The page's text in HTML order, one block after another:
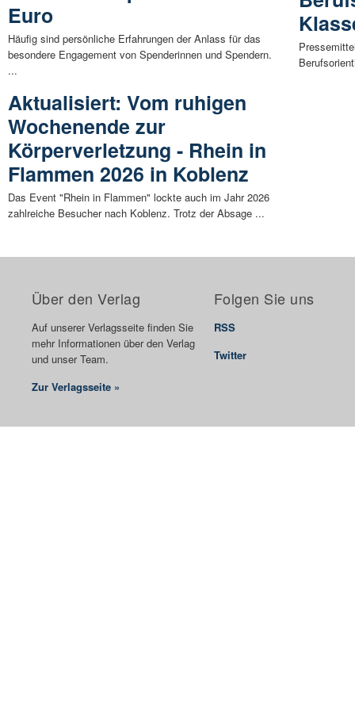
Euro
Häufig sind persönliche Erfahrungen der Anlass für das
besondere Engagement von Spenderinnen und Spendern.
...
Aktualisiert: Vom ruhigen
Wochenende zur
Körperverletzung - Rhein in
Flammen 2026 in Koblenz
Das Event "Rhein in Flammen" lockte auch im Jahr 2026
zahlreiche Besucher nach Koblenz. Trotz der Absage ...
Über den Verlag
Auf unserer Verlagsseite finden Sie
mehr Informationen über den Verlag
und unser Team.
Zur Verlagsseite »
Folgen Sie uns
RSS
Twitter